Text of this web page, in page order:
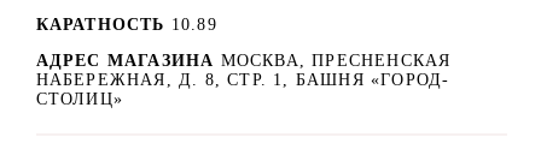
КАРАТНОСТЬ 10.89
АДРЕС МАГАЗИНА МОСКВА, ПРЕСНЕНСКАЯ
НАБЕРЕЖНАЯ, Д. 8, СТР. 1, БАШНЯ «ГОРОД-
СТОЛИЦ»